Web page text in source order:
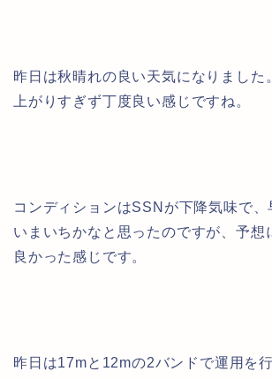
昨日は秋晴れの良い天気になりました
上がりすぎず丁度良い感じですね。
コンディションはSSNが下降気味で、
いまいちかなと思ったのですが、予想
良かった感じです。
昨日は17mと12mの2バンドで運用を